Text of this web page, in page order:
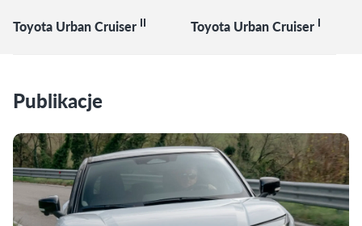
Toyota Urban Cruiser II Toyota Urban Cruiser I
Publikacje